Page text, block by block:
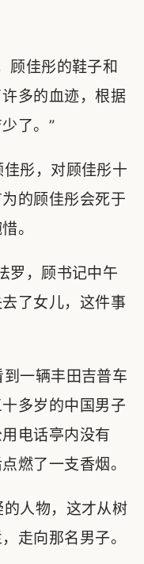
顾佳彤的鞋子和
多的血迹，根据
了。”
彤，对顾佳彤十
的顾佳彤会死于
。
罗，顾书记中午
了女儿，这件事
一辆丰田吉普车
多岁的中国男子
电话亭内没有
燃了一支香烟。
人物，这才从树
走向那名男子。